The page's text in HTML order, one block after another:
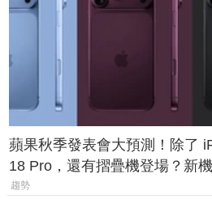
蘋果秋季發表會大預測！除了
18 Pro，還有摺疊機登場？新
測一次看
趨勢